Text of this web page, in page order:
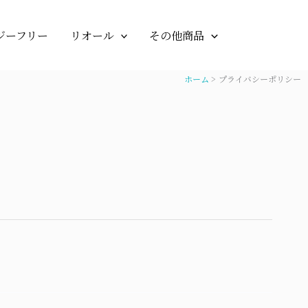
ーフリー リオール その他商品
ホーム プライバシーポリシー